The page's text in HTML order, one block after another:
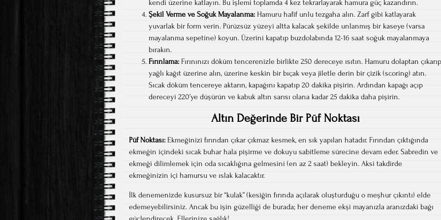
kendi üzerine katlayın. Bu işlemi toplamda 4 kez tekrarlayarak hamura güç kazandırın.
Şekil Verme ve Soğuk Mayalanma: Hamuru hafif unlu tezgaha alın. Zarf gibi katlayarak
yuvarlak bir form verin. Pürüzsüz yüzeyi altta kalacak şekilde unlanmış bir kaseye (varsa
mayalanma sepetine) koyun. Üzerini kapatıp buzdolabında 12-16 saat soğuk mayalanmaya
bırakın.
Fırınlama: Fırınınızı döküm tencerenizle birlikte 250 dereceye ısıtın. Hamuru dolaptan çıkarıp
yağlı kağıt üzerine alın, üzerine keskin bir bıçak veya jiletle derin bir çizik (scoring) atın.
Sıcak döküm tencereye aktarın, kapağını kapatıp 20 dakika pişirin. Ardından kapağı açıp
dereceyi 220’ye düşürün ve kabuk altın sarısı olana kadar 25 dakika daha pişirin.
Altın Değerinde Bir Püf Noktası
Püf Noktası: Ekmeğinizi fırından çıkar çıkmaz kesmek, en sık yapılan hatadır. Fırından çıktığında
ekmeğin içindeki sıcak buhar hala pişirme ve dokuyu sabitleme sürecine devam eder. Sabredin ve
ekmeği dilimlemek için oda sıcaklığına gelmesini (en az 2 saat) bekleyin. Aksi takdirde
ekmeğinizin içi hamursu ve ıslak kalacaktır.
İlk denemenizde kusursuz bir “kulak” (kesiğin fırında açılarak oluşturduğu o meşhur çıkıntı) elde
edemeyebilirsiniz. Ancak bu işin güzelliği de burada; her deneme ekşi mayanızla aranızdaki bağı